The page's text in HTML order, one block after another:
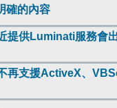
確的內容
提供Luminati服務會
再支援ActiveX、